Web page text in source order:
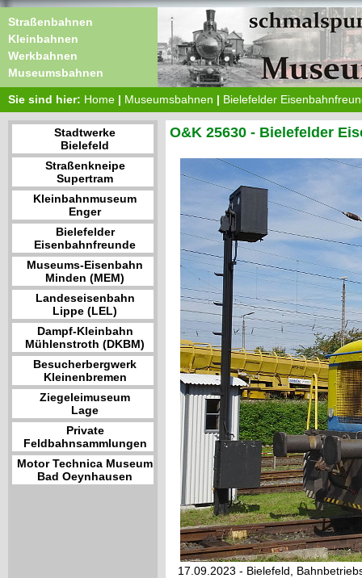
Straßenbahnen
Kleinbahnen
Werkbahnen
Museumsbahnen
Sie sind hier: Home | Museumsbahnen | Bielefelder
Stadtwerke
Bielefeld
Straßenkneipe
Supertram
Kleinbahnmuseum
Enger
Bielefelder
Eisenbahnfreunde
Museums-Eisenbahn
Minden (MEM)
Landeseisenbahn
Lippe (LEL)
Dampf-Kleinbahn
Mühlenstroth (DKBM)
Besucherbergwerk
Kleinenbremen
Ziegeleimuseum
Lage
Private
Feldbahnsammlungen
Motor Technica Museum
Bad Oeynhausen
O&K 25630 - Bielefelder
17.09.2023 - Bielefeld,